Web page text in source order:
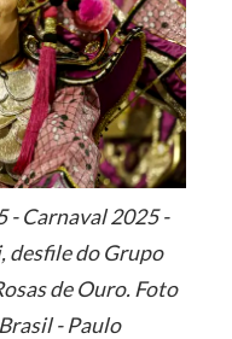
- Carnaval 2025 -
desfile do Grupo
de Ouro. Foto
- Paulo